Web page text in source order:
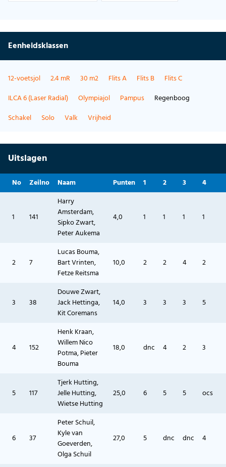
Eenheidsklassen
12-voetsjol 2.4 mR 30 m2 Flits A Flits B
Flits C
ILCA 6 (Laser Radial)
Olympiajol Pampus
Regenboog
Schakel
Solo Valk Vrijheid
Uitslagen
No Zeilno Naam Punten 1 2 3 4
1 141
Harry
Amsterdam,
Sipko Zwart,
Peter Aukema
4,0 1 1 1 1
2 7
Lucas Bouma,
Bart Vrinten,
Fetze Reitsma
10,0 2 2 4 2
3 38
Douwe Zwart,
Jack Hettinga,
Kit Coremans
14,0 3 3 3 5
4 152
Henk Kraan,
Willem Nico
Potma, Pieter
Bouma
18,0 dnc 4 2 3
5 117
Tjerk Hutting,
Jelle Hutting,
Wietse Hutting
25,0 6 5 5 ocs
6 37
Peter Schuil,
Kyle van
Goeverden,
Olga Schuil
27,0 5 dnc dnc 4